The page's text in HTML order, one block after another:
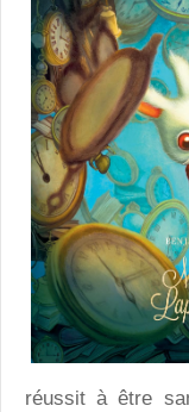
réussit à être